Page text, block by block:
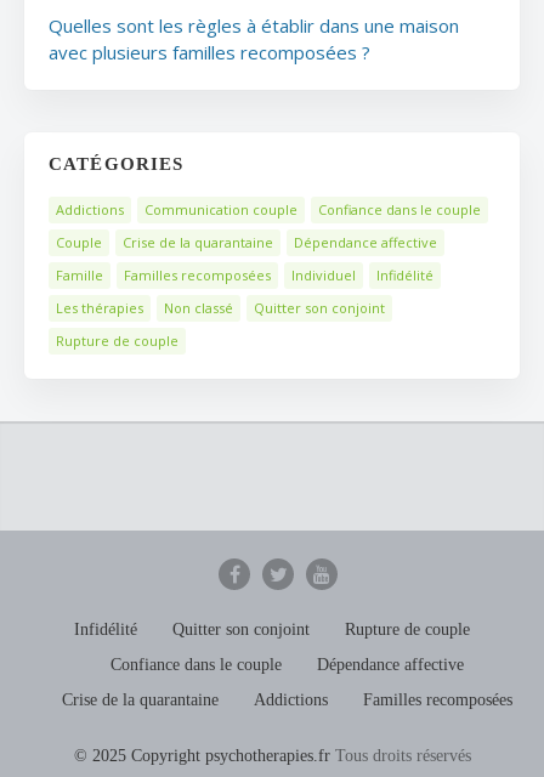
Quelles sont les règles à établir dans une maison
avec plusieurs familles recomposées ?
CATÉGORIES
Addictions Communication couple
Confiance dans le couple
Couple
Crise de la quarantaine
Dépendance affective
Famille
Familles recomposées Individuel
Infidélité
Les thérapies
Non classé
Quitter son conjoint
Rupture de couple
Infidélité Quitter son conjoint
Rupture de couple
Confiance dans le couple
Dépendance affective
Crise de la quarantaine
Addictions Familles recomposées
© 2025 Copyright psychotherapies.frTous droits réservés